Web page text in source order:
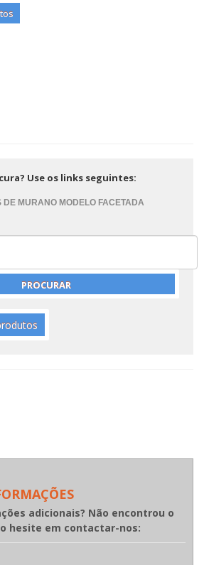
Use os links seguintes:
DE MURANO MODELO FACETADA
adicionais? Não encontrou o
hesite em contactar-nos: